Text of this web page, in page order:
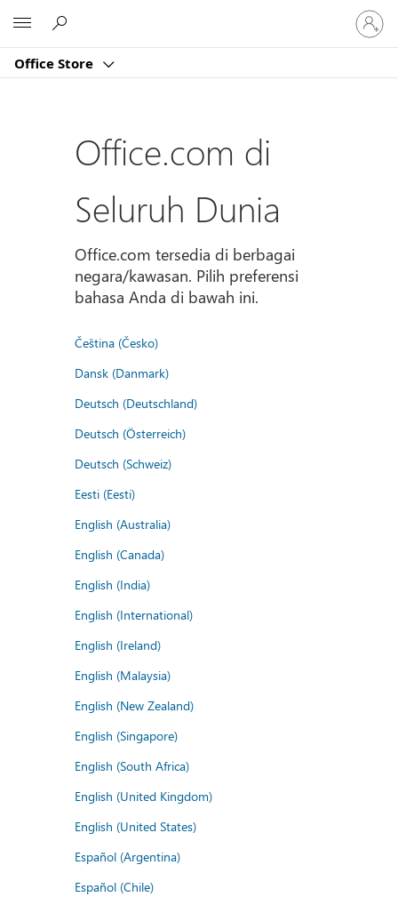
Office Store
Masuk
ke
akun
Office.com di
Seluruh Dunia
Office.com tersedia di berbagai
negara/kawasan. Pilih preferensi
bahasa Anda di bawah ini.
Čeština (Česko)
Dansk (Danmark)
Deutsch (Deutschland)
Deutsch (Österreich)
Deutsch (Schweiz)
Eesti (Eesti)
English (Australia)
English (Canada)
English (India)
English (International)
English (Ireland)
English (Malaysia)
English (New Zealand)
English (Singapore)
English (South Africa)
English (United Kingdom)
English (United States)
Español (Argentina)
Español (Chile)